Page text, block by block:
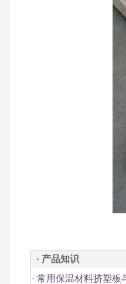
· 产品知识
· 常用保温材料挤塑板